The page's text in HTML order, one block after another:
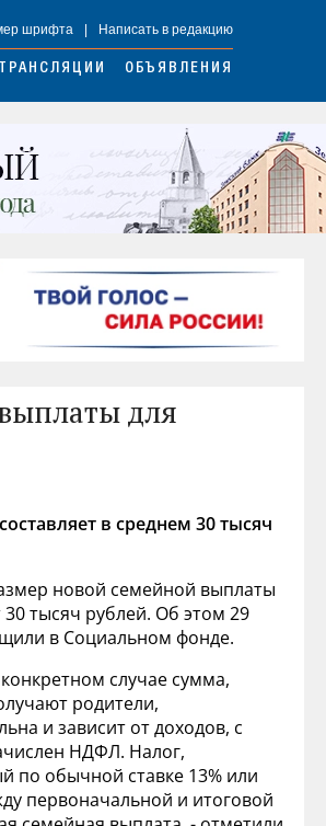
шрифта Написать в редакцию
ТРАНСЛЯЦИИ ОБЪЯВЛЕНИЯ
для
в среднем 30 тысяч
новой семейной выплаты
30 тысяч рублей. Об этом 29
в Социальном фонде.
случае сумма,
родители,
и зависит от доходов, с
НДФЛ. Налог,
по обычной ставке 13% или
первоначальной и итоговой